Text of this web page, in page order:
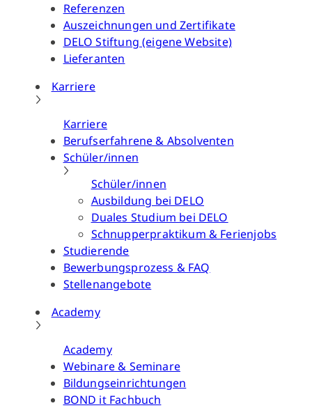
Referenzen
Auszeichnungen und Zertifikate
DELO Stiftung (eigene Website)
Lieferanten
Karriere
Karriere
Berufserfahrene & Absolventen
Schüler/innen
Schüler/innen
Ausbildung bei DELO
Duales Studium bei DELO
Schnupperpraktikum & Ferienjobs
Studierende
Bewerbungsprozess & FAQ
Stellenangebote
Academy
Academy
Webinare & Seminare
Bildungseinrichtungen
BOND it Fachbuch